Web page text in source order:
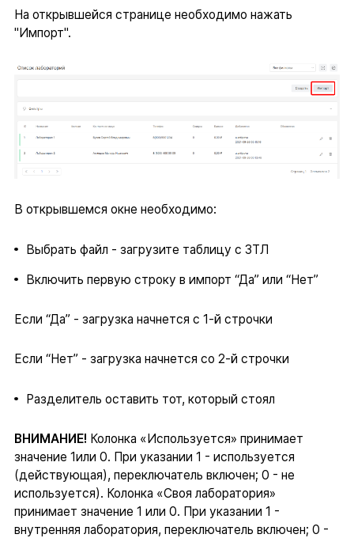
На открывшейся странице необходимо нажать
"Импорт".
В открывшемся окне необходимо:
Выбрать файл - загрузите таблицу с ЗТЛ
Включить первую строку в импорт “Да” или “Нет”
Если “Да” - загрузка начнется с 1-й строчки
Если “Нет” - загрузка начнется со 2-й строчки
Разделитель оставить тот, который стоял
ВНИМАНИЕ! Колонка «Используется» принимает
значение 1или 0. При указании 1 - используется
(действующая), переключатель включен; 0 - не
используется). Колонка «Своя лаборатория»
принимает значение 1 или 0. При указании 1 -
внутренняя лаборатория, переключатель включен; 0 -